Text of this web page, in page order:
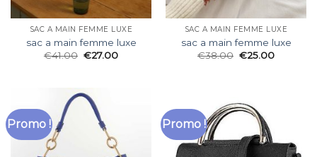
SAC A MAIN FEMME LUXE
sac a main femme luxe
€41.00 €27.00
SAC A MAIN FEMME LUXE
sac a main femme luxe
€38.00 €25.00
Promo ! Promo !